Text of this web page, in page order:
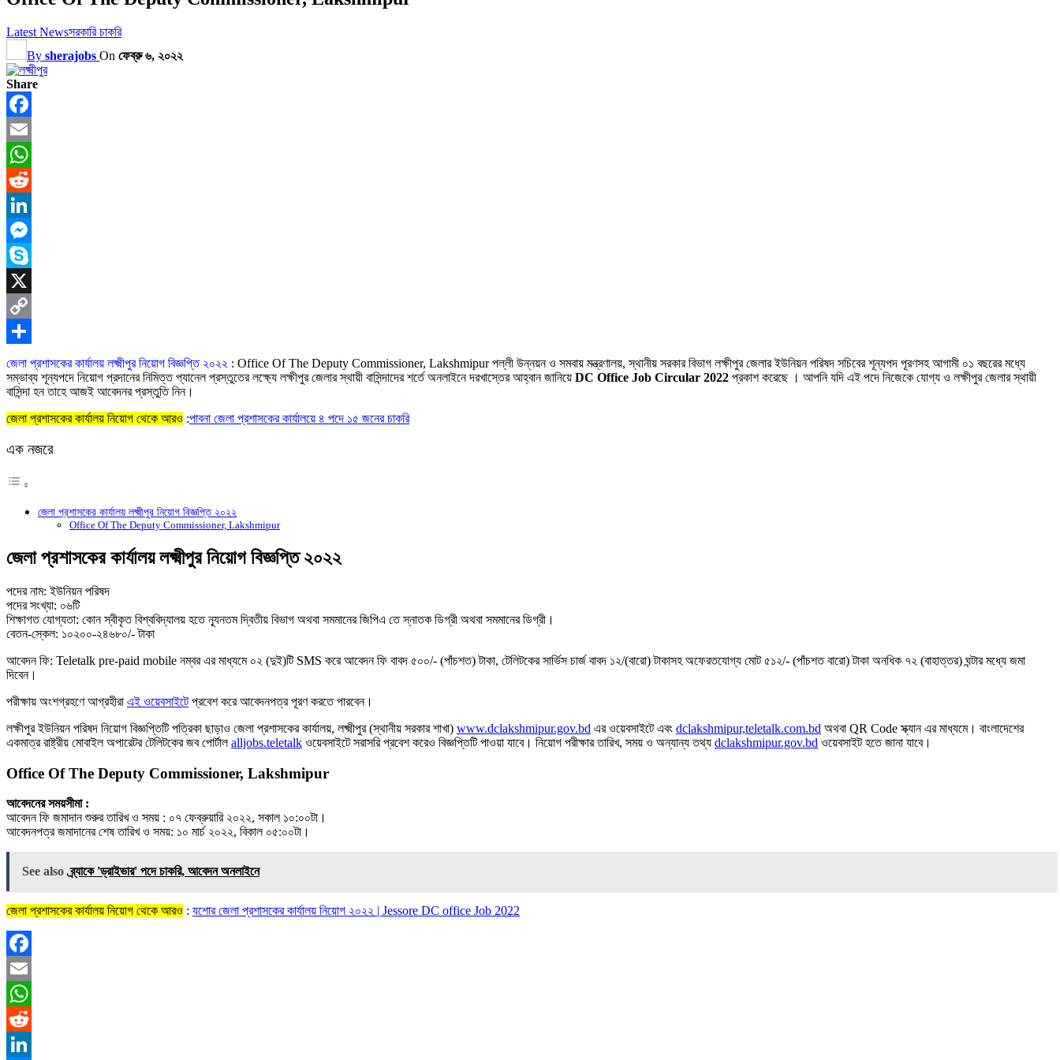
Latest Newsসরকারি চাকরি
By sherajobs On ফেব্রু ৬, ২০২২
Share
Facebook
Email
WhatsApp
Reddit
LinkedIn
Messenger
Skype
X
Copy
Link
Share
জেলা প্রশাসকের কার্যালয় লক্ষ্মীপুর নিয়োগ বিজ্ঞপ্তি ২০২২ : Office Of The Deputy Commissioner, Lakshmipur পল্লী উন্নয়ন ও সমবায় মন্ত্রণালয়, স্থানীয় সরকার বিভাগ লক্ষীপুর জেলার ইউনিয়ন পরিষদ সচিবের শূন্যপদ পূরণসহ আগামী ০১ বছরের মধ্যে
সম্ভাব্য শূন্যপদে নিয়ােগ প্রদানের নিমিত্ত প্যানেল প্রস্তুতের লক্ষ্যে লক্ষীপুর জেলার স্থায়ী বাসিন্দাদের শর্তে অনলাইনে দরখাস্তের আহ্বান জানিয়ে DC Office Job Circular 2022 প্রকাশ করেছে । আপনি যদি এই পদে নিজেকে যোগ্য ও লক্ষীপুর জেলার স্থায়ী
বাসিন্দা হন তাহে আজই আবেদনর প্রস্তুতি নিন।
জেলা প্রশাসকের কার্যালয় নিয়োগ থেকে আরও :পাবনা জেলা প্রশাসকের কার্যালয়ে ৪ পদে ১৫ জনের চাকরি
এক নজরে
জেলা প্রশাসকের কার্যালয় লক্ষ্মীপুর নিয়োগ বিজ্ঞপ্তি ২০২২
Office Of The Deputy Commissioner, Lakshmipur
জেলা প্রশাসকের কার্যালয় লক্ষ্মীপুর নিয়োগ বিজ্ঞপ্তি ২০২২
পদের নাম: ইউনিয়ন পরিষদ
পদের সংখ্যা: ০৬টি
শিক্ষাগত যোগ্যতা: কোন স্বীকৃত বিশ্ববিদ্যালয় হতে ন্যূনতম দ্বিতীয় বিভাগ অথবা সমমানের জিপিএ তে স্নাতক ডিগ্রী অথবা সমমানের ডিগ্রী।
বেতন-স্কেল: ১০২০০-২৪৬৮০/- টাকা
আবেদন ফি: Teletalk pre-paid mobile নম্বর এর মাধ্যমে ০২ (দুই)টি SMS করে আবেদন ফি বাবদ ৫০০/- (পাঁচশত) টাকা, টেলিটকের সার্ভিস চার্জ বাবদ ১২/(বারাে) টাকাসহ অফেরতযােগ্য মােট ৫১২/- (পাঁচশত বারাে) টাকা অনধিক ৭২ (বাহাত্তর) ঘন্টার মধ্যে জমা
দিবেন।
পরীক্ষায় অংশগ্রহণে আগ্রহীরা এই ওয়েবসাইটেপ্রবেশ করে আবেদনপত্র পূরণ করতে পারবেন।
লক্ষীপুর ইউনিয়ন পরিষদ নিয়োগ বিজ্ঞপ্তিটি পত্রিকা ছাড়াও জেলা প্রশাসকের কার্যালয়, লক্ষ্মীপুর (স্থানীয় সরকার শাখা) www.dclakshmipur.gov.bd এর ওয়েবসাইটে এবং dclakshmipur,teletalk.com.bd অথবা QR Code স্ক্যান এর মাধ্যমে। বাংলাদেশের
একমাত্র রাষ্ট্রীয় মােবাইল অপারেটর টেলিটকের জব পাের্টালalljobs.teletalk ওয়েবসাইটে সরাসরি প্রবেশ করেও বিজ্ঞপ্তিটি পাওয়া যাবে। নিয়ােগ পরীক্ষার তারিখ, সময় ও অন্যান্য তথ্য dclakshmipur.gov.bd ওয়েবসাইট হতে জানা যাবে।
Office Of The Deputy Commissioner, Lakshmipur
আবেদনের সময়সীমা :
আবেদন ফি জমাদান শুরুর তারিখ ও সময় : ০৭ ফেব্রুয়ারি ২০২২, সকাল ১০:০০টা।
আবেদনপত্র জমাদানের শেষ তারিখ ও সময়: ১০ মার্চ ২০২২, বিকাল ০৫:০০টা।
See also ব্র্যাকে 'ড্রাইভার' পদে চাকরি, আবেদন অনলাইনে
জেলা প্রশাসকের কার্যালয় নিয়োগ থেকে আরও : যশোর জেলা প্রশাসকের কার্যালয় নিয়োগ ২০২২ | Jessore DC office Job 2022
Facebook
Email
WhatsApp
Reddit